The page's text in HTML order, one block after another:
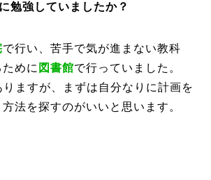
勉強していましたか？
で行い、苦手で気が進まない教科
めに 図書館で行っていました。
りますが、まずは自分なりに計画を
法を探すのがいいと思います。